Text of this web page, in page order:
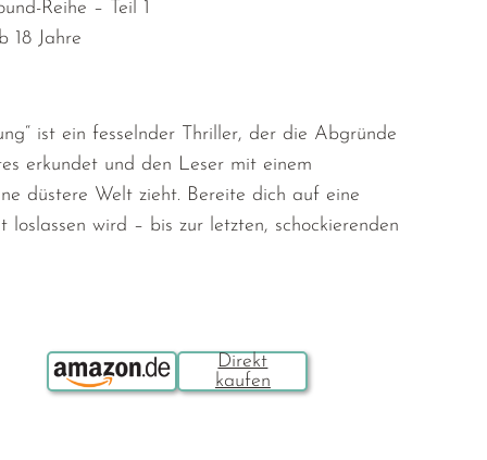
Reihe – Teil 1
18 Jahre
ist ein fesselnder Thriller, der die Abgründe
erkundet und den Leser mit einem
düstere Welt zieht. Bereite dich auf eine
loslassen wird – bis zur letzten, schockierenden
Bestellen über: